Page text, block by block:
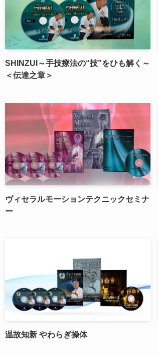
SHINZUI～手技療法の“技”をひも解く～
＜伝達之章＞
ヴィセラルモーションテクニックセミナ
ー
温故知新 やわらぎ操体